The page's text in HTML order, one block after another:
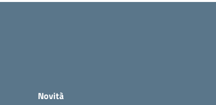
Novità